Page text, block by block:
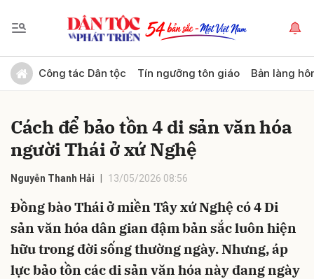
Công tác Dân tộc Tín ngưỡng tôn giáo Bản làng
Cách để bảo tồn 4 di sản văn hóa
người Thái ở xứ Nghệ
Nguyễn Thanh Hải 13/05/2026 08:56
Đồng bào Thái ở miền Tây xứ Nghệ có 4 Di
sản văn hóa dân gian đậm bản sắc luôn hiện
hữu trong đời sống thường ngày. Nhưng, áp
lực bảo tồn các di sản văn hóa này đang ngày
Gửi bình luận
Hủy Gửi